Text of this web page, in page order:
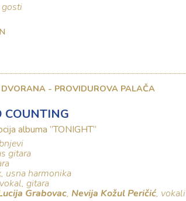
- PROVIDUROVA PALAČA
COUNTING
albuma ”TONIGHT”
gitara
usna harmonika
gitara
Grabovac, Nevija Kožul Peričić, vokali